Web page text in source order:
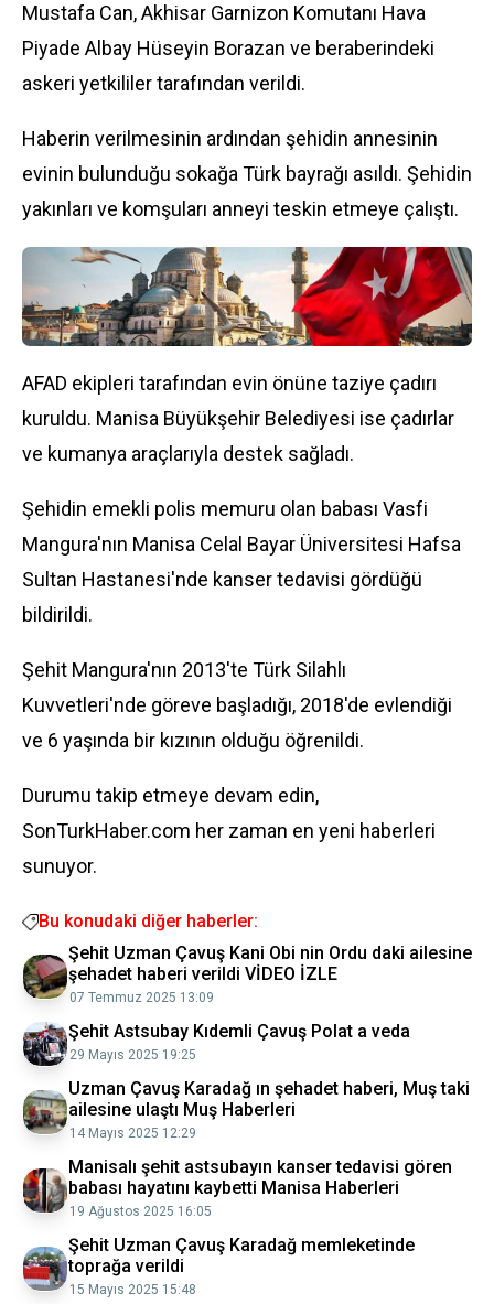
Mustafa Can, Akhisar Garnizon Komutanı Hava
Piyade Albay Hüseyin Borazan ve beraberindeki
askeri yetkililer tarafından verildi.
Haberin verilmesinin ardından şehidin annesinin
evinin bulunduğu sokağa Türk bayrağı asıldı. Şehidin
yakınları ve komşuları anneyi teskin etmeye çalıştı.
AFAD ekipleri tarafından evin önüne taziye çadırı
kuruldu. Manisa Büyükşehir Belediyesi ise çadırlar
ve kumanya araçlarıyla destek sağladı.
Şehidin emekli polis memuru olan babası Vasfi
Mangura'nın Manisa Celal Bayar Üniversitesi Hafsa
Sultan Hastanesi'nde kanser tedavisi gördüğü
bildirildi.
Şehit Mangura'nın 2013'te Türk Silahlı
Kuvvetleri'nde göreve başladığı, 2018'de evlendiği
ve 6 yaşında bir kızının olduğu öğrenildi.
Durumu takip etmeye devam edin,
SonTurkHaber.com her zaman en yeni haberleri
sunuyor.
Bu konudaki diğer haberler:
Şehit Uzman Çavuş Kani Obi nin Ordu daki ailesine
şehadet haberi verildi VİDEO İZLE
07 Temmuz 2025 13:09
Şehit Astsubay Kıdemli Çavuş Polat a veda
29 Mayıs 2025 19:25
Uzman Çavuş Karadağ ın şehadet haberi, Muş taki
ailesine ulaştı Muş Haberleri
14 Mayıs 2025 12:29
Manisalı şehit astsubayın kanser tedavisi gören
babası hayatını kaybetti Manisa Haberleri
19 Ağustos 2025 16:05
Şehit Uzman Çavuş Karadağ memleketinde
toprağa verildi
15 Mayıs 2025 15:48